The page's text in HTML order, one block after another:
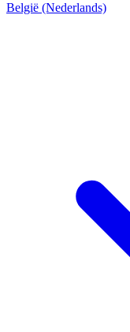
België (Nederlands)